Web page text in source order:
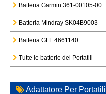
Batteria Garmin 361-00105-00
Batteria Mindray SK04B9003
Batteria GFL 4661140
Tutte le batterie del Portatili
Adattatore Per Portatili